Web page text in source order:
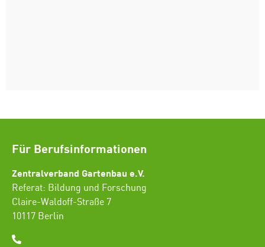
Für Berufsinformationen
Zentralverband Gartenbau e.V.
Referat: Bildung und Forschung
Claire-Waldoff-Straße 7
10117 Berlin